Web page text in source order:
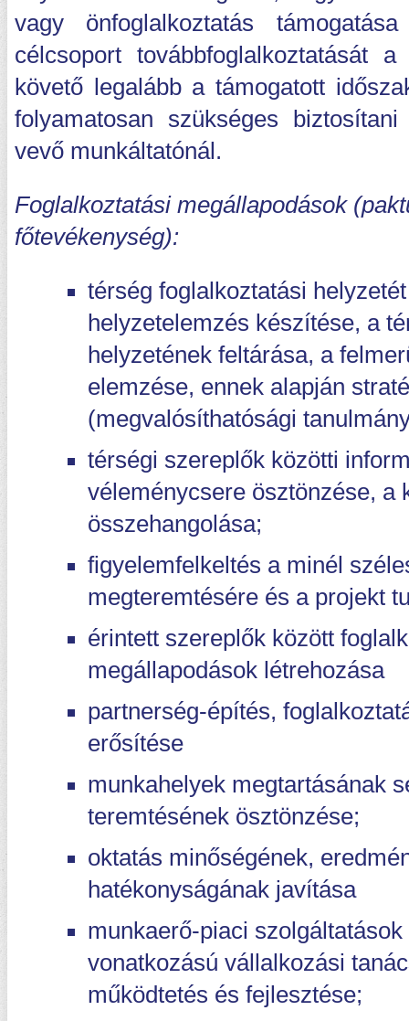
vagy önfoglalkoztatás
célcsoport továbbfoglalkoztatását
követő legalább a támogatott
folyamatosan szükséges
vevő munkáltatónál.
Foglalkoztatási megállapodások
főtevékenység):
térség foglalkoztatási
helyzetelemzés készítése, a
helyzetének feltárása, a
elemzése, ennek alapján
(megvalósíthatósági
térségi szereplők közötti
véleménycsere ösztönzése, a
összehangolása;
figyelemfelkeltés a minél
megteremtésére és a projekt
érintett szereplők között
megállapodások létrehozása
partnerség-építés,
erősítése
munkahelyek megtartásának
teremtésének ösztönzése;
oktatás minőségének,
hatékonyságának javítása
munkaerő-piaci
vonatkozású vállalkozási
működtetés és fejlesztése;